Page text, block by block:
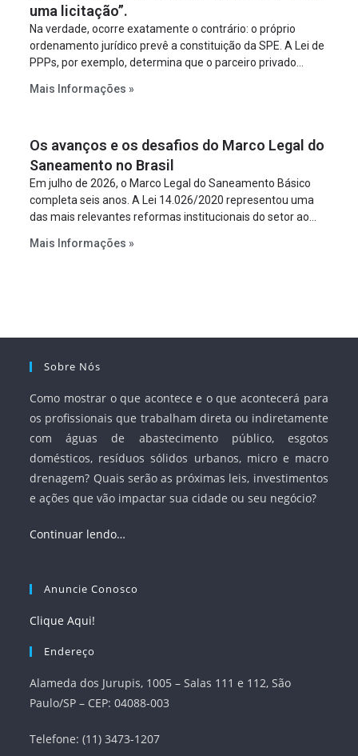
uma licitação”.
Na verdade, ocorre exatamente o contrário: o próprio
ordenamento jurídico prevê a constituição da SPE. A Lei de
PPPs, por exemplo, determina que o parceiro privado
empreendimento. Ou seja, a suposta “fraude à licitação” é
projeto a projeto.
Mais Informações »
Os avanços e os desafios do Marco Legal do
Saneamento no Brasil
Em julho de 2026, o Marco Legal do Saneamento Básico
completa seis anos. A Lei 14.026/2020 representou uma
das mais relevantes reformas institucionais do setor ao
serviços, ampliar a participação da iniciativa privada,
Mais Informações »
Sobre Nós
Como mostrar o que acontece e o que acontecerá para
os profissionais que trabalham direta ou indiretamente
com águas de abastecimento público, esgotos
domésticos, resíduos sólidos urbanos, micro e macro
drenagem? Quais serão as próximas leis, investimentos
e ações que vão impactar sua cidade ou seu negócio?
Continuar lendo…
Anuncie Conosco
Clique Aqui!
Endereço
Alameda dos Jurupis, 1005 – Salas 111 e 112, São
Paulo/SP – CEP: 04088-003
Telefone: (11) 3473-1207